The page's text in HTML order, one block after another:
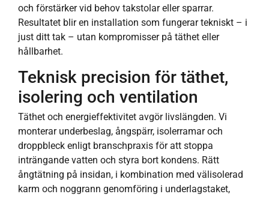
och förstärker vid behov takstolar eller sparrar.
Resultatet blir en installation som fungerar tekniskt – i
just ditt tak – utan kompromisser på täthet eller
hållbarhet.
Teknisk precision för täthet,
isolering och ventilation
Täthet och energieffektivitet avgör livslängden. Vi
monterar underbeslag, ångspärr, isolerramar och
droppbleck enligt branschpraxis för att stoppa
inträngande vatten och styra bort kondens. Rätt
ångtätning på insidan, i kombination med välisolerad
karm och noggrann genomföring i underlagstaket,